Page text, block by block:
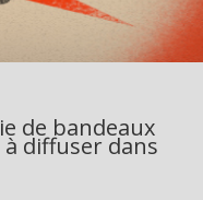
de bandeaux
à diffuser dans